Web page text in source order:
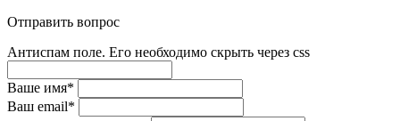
Отправить вопрос
Антиспам поле. Его необходимо скрыть через css
Ваше имя*
Ваш email*